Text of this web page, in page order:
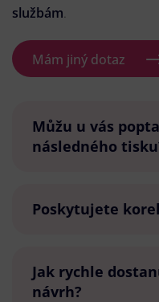
službám.
Mám jiný dotaz
Můžu u vás
následného
Poskytujete
Jak rychle
návrh?